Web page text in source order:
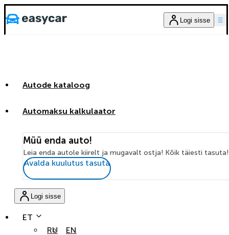
Logi sisse
Autode kataloog
Automaksu kalkulaator
Müü enda auto!
Leia enda autole kiirelt ja mugavalt ostja! Kõik täiesti tasuta!
Avalda kuulutus tasuta
Logi sisse
ET
RU
EN